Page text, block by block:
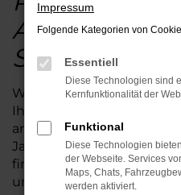
Auto
Straubing.
Wir bei der Auto Seubert
Ihnen eine breite Palette
anbieten zu können. Vom
Jahreswagen bis hin
finden Sie Ihr
uns.
Impressum
Folgende Kategorien von
Essentiell
Diese Technologien sind
Kernfunktionalität der
Funktional
Diese Technologien
der Webseite. Services
Maps, Chats,
werden aktiviert.